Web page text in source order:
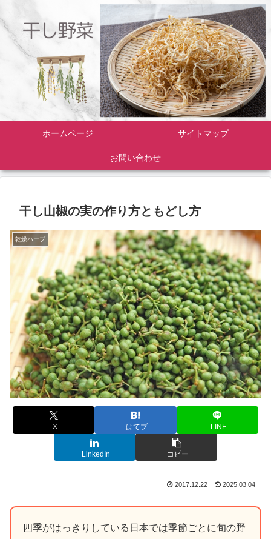
ホームページ サイトマップ
お問い合わせ
干し山椒の実の作り方ともどし方
乾燥ハーブ
X はてブ LINE
LinkedIn コピー
2017.12.22 2025.03.04
四季がはっきりしている日本では季節ごとに旬の野